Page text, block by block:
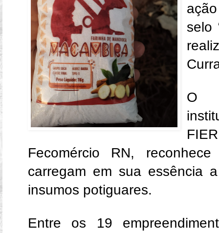
selo
O
Fecomércio RN,
carregam em sua essência
insumos potiguares.
Entre os 19